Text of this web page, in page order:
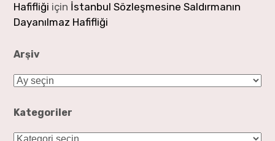
Hafifliği için İstanbul Sözleşmesine Saldırmanın
Dayanılmaz Hafifliği
Arşiv
Arşiv
Kategoriler
Kategoriler